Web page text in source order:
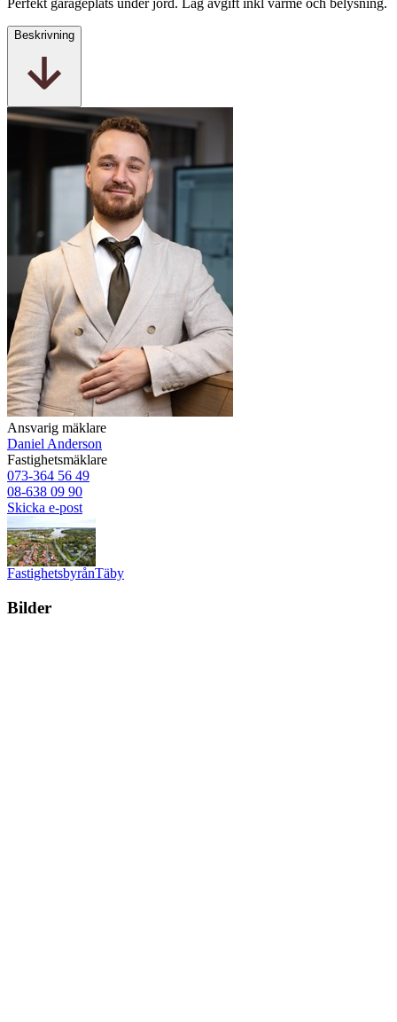
Perfekt garageplats under jord. Låg avgift inkl värme och belysning.
Beskrivning
Ansvarig mäklare
Daniel Anderson
Fastighetsmäklare
073-364 56 49
08-638 09 90
Skicka e-post
FastighetsbyrånTäby
Bilder